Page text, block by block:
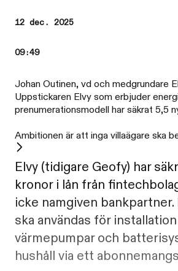
12 dec. 2025
09:49
Johan Outinen, vd och medgrundare
Uppstickaren Elvy som erbjuder
prenumerationsmodell har säkrat 5,5
Ambitionen är att inga villaägare ska
Elvy (tidigare Geofy) har
kronor i lån från
icke namgiven
ska användas för
värmepumpar och
hushåll via ett